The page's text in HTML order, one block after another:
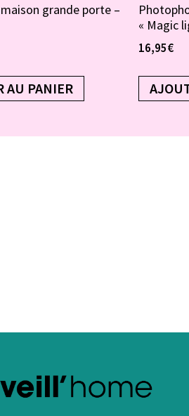
grande porte –
AU PANIER
« Magic
16,95€